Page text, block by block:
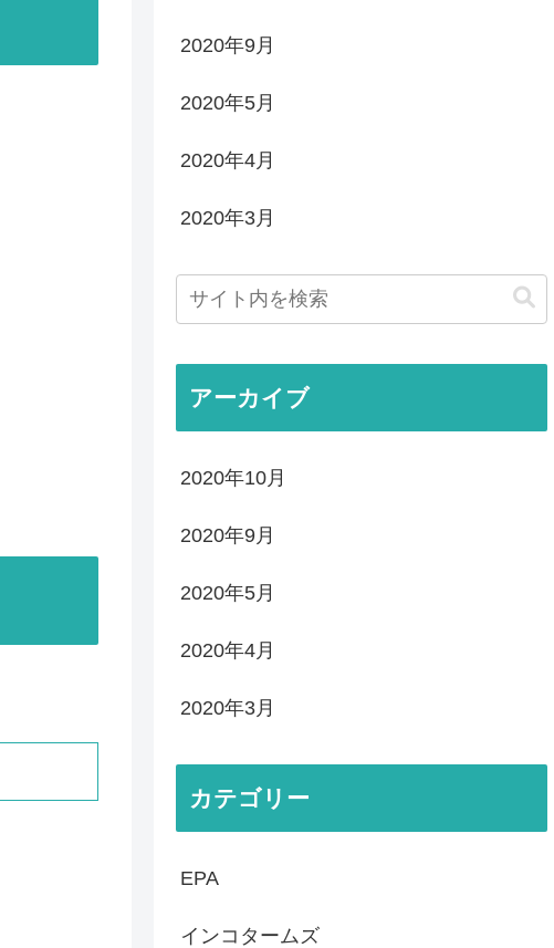
2020年9月
2020年5月
2020年4月
2020年3月
アーカイブ
2020年10月
2020年9月
2020年5月
2020年4月
2020年3月
カテゴリー
EPA
インコタームズ